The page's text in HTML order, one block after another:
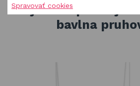
PŘIHLÁSIT
Stavebnice Qman
Hojdačka pre
bavlna
Spravovať cookies